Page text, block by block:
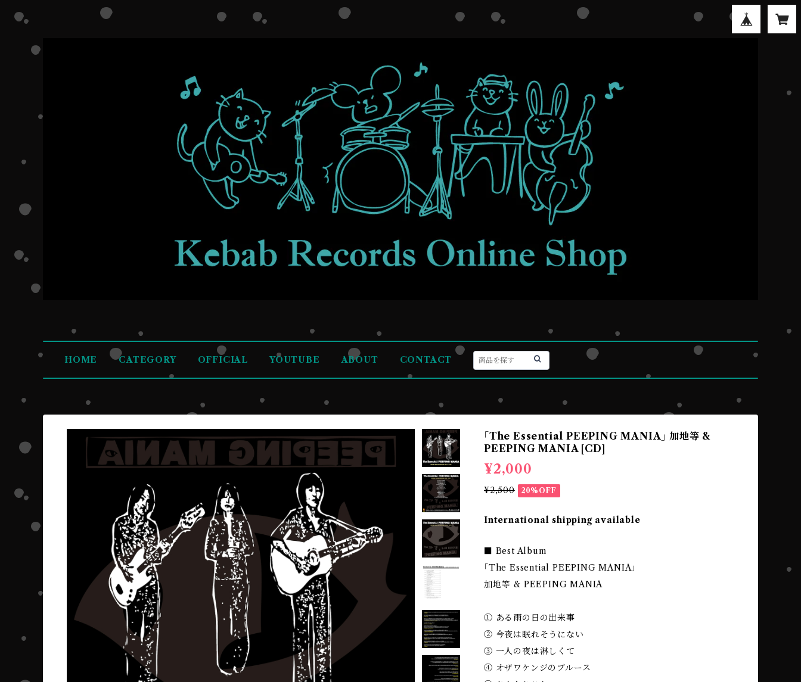
HOME CATEGORY OFFICIAL YOUTUBE ABOUT CONTACT
｢The Essential PEEPING MANIA｣ 加地等 &
PEEPING MANIA [CD]
¥2,000
¥2,500 20%OFF
International shipping available
■ Best Album
｢The Essential PEEPING MANIA｣
加地等 & PEEPING MANIA
① ある雨の日の出来事
② 今夜は眠れそうにない
③ 一人の夜は淋しくて
④ オザワケンジのブルース